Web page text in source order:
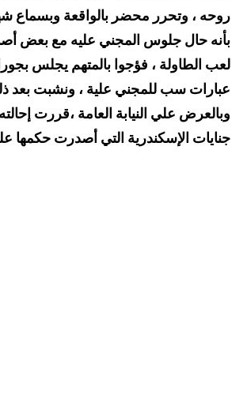
روحه ، وتحرر محضر بالواقعة وبسماع
بأنه حال جلوس المجني عليه مع بعض
لعب الطاولة ، فؤجوا بالمتهم يجلس
عبارات سب للمجني علية ، ونشبت بعد
وبالعرض علي النيابة العامة ،قررت
جنايات الإسكندرية التي أصدرت حكمها